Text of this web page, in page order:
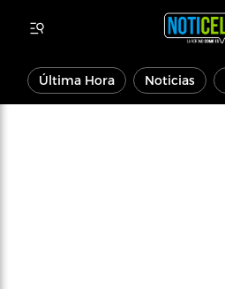
Última Hora Noticias